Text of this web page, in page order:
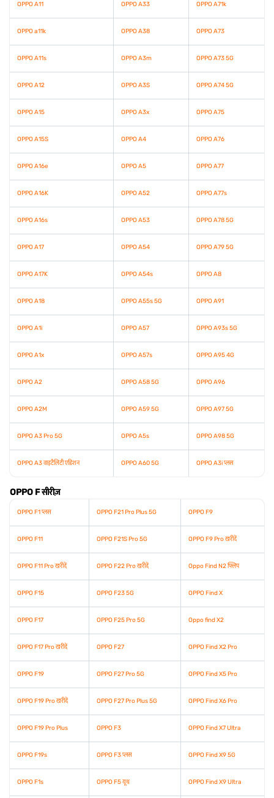
OPPO A11 OPPO A33 OPPO A71k
OPPO a11k OPPO A38 OPPO A73
OPPO A11s OPPO A3m OPPO A73 5G
OPPO A12 OPPO A3S OPPO A74 5G
OPPO A15 OPPO A3x OPPO A75
OPPO A15S OPPO A4 OPPO A76
OPPO A16e OPPO A5 OPPO A77
OPPO A16K OPPO A52 OPPO A77s
OPPO A16s OPPO A53 OPPO A78 5G
OPPO A17 OPPO A54 OPPO A79 5G
OPPO A17K OPPO A54s OPPO A8
OPPO A18 OPPO A55s 5G OPPO A91
OPPO A1i OPPO A57 OPPO A93s 5G
OPPO A1x OPPO A57s OPPO A95 4G
OPPO A2 OPPO A58 5G OPPO A96
OPPO A2M OPPO A59 5G OPPO A97 5G
OPPO A3 Pro 5G OPPO A5s OPPO A98 5G
OPPO A3 वाइटैलिटी एडिशन OPPO A60 5G OPPO A3i प्लस
OPPO F सीरीज़
OPPO F1 प्लस OPPO F21 Pro Plus 5G OPPO F9
OPPO F11 OPPO F21S Pro 5G OPPO F9 Pro खरीदें
OPPO F11 Pro खरीदें OPPO F22 Pro खरीदें Oppo Find N2 फ्लिप
OPPO F15 OPPO F23 5G OPPO Find X
OPPO F17 OPPO F25 Pro 5G Oppo find X2
OPPO F17 Pro खरीदें OPPO F27 OPPO Find X2 Pro
OPPO F19 OPPO F27 Pro 5G OPPO Find X5 Pro
OPPO F19 Pro खरीदें OPPO F27 Pro Plus 5G OPPO Find X6 Pro
OPPO F19 Pro Plus OPPO F3 OPPO Find X7 Ultra
OPPO F19s OPPO F3 प्लस OPPO Find X9 5G
OPPO F1s OPPO F5 यूथ OPPO Find X9 Ultra